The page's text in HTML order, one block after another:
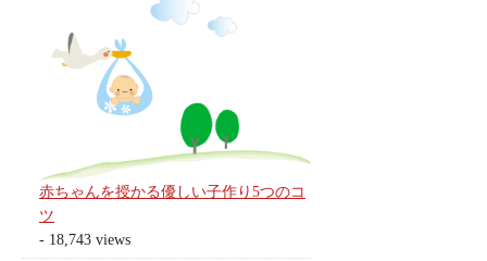
赤ちゃんを授かる優しい子作り5つのコ
ツ
- 18,743 views